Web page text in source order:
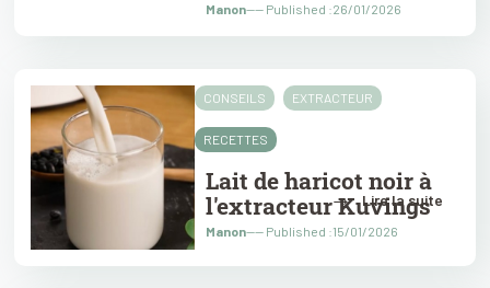
Manon---- Published :26/01/2026
CONSEILS EXTRACTEUR
RECETTES
Lait de haricot noir à
l'extracteur Kuvings
Manon---- Published :15/01/2026
→ Lire la suite